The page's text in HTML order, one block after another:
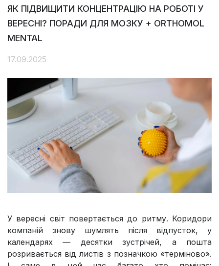
ЯК ПІДВИЩИТИ КОНЦЕНТРАЦІЮ НА РОБОТІ У
ВЕРЕСНІ? ПОРАДИ ДЛЯ МОЗКУ + ORTHOMOL
MENTAL
17.09.2025
У вересні світ повертається до ритму. Коридори
компаній знову шумлять після відпусток, у
календарях — десятки зустрічей, а пошта
розривається від листів з позначкою «терміново».